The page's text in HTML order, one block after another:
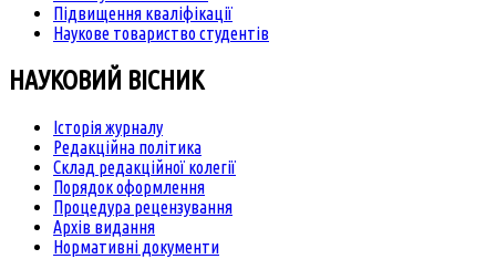
Підвищення кваліфікації
Наукове товариство студентів
НАУКОВИЙ ВІСНИК
Історія журналу
Редакційна політика
Склад редакційної колегії
Порядок оформлення
Процедура рецензування
Архів видання
Нормативні документи